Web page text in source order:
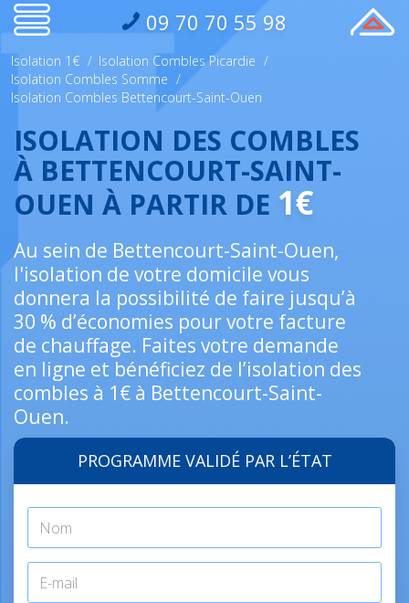
09 70 70 55 98
Isolation 1€ / Isolation Combles Picardie /
Isolation Combles Somme /
Isolation Combles Bettencourt-Saint-Ouen
ISOLATION DES COMBLES
À BETTENCOURT-SAINT-
OUEN À PARTIR DE 1€
Au sein de Bettencourt-Saint-Ouen,
l'isolation de votre domicile vous
donnera la possibilité de faire jusqu’à
30 % d’économies pour votre facture
de chauffage. Faites votre demande
en ligne et bénéficiez de l’isolation des
combles à 1€ à Bettencourt-Saint-
Ouen.
PROGRAMME VALIDÉ PAR L’ÉTAT